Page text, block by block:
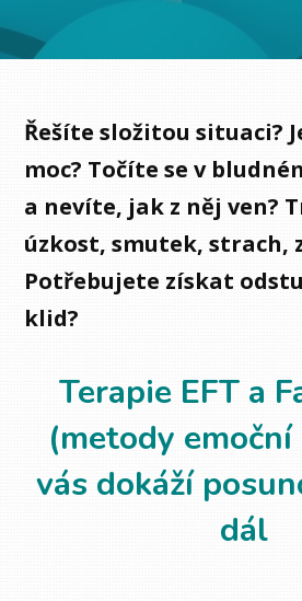
Řešíte složitou situaci?
moc? Točíte se v
a nevíte, jak z něj ven?
úzkost, smutek, strach,
Potřebujete získat
klid?
Terapie EFT a
(metody
vás dokáží
dál